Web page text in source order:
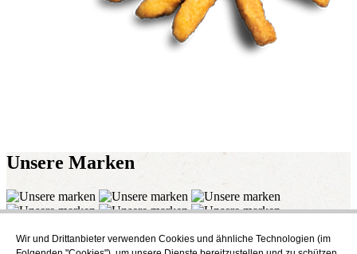
Wir und Drittanbieter verwenden Cookies und ähnliche Technologien (im
Unsere Marken
Abonnieren